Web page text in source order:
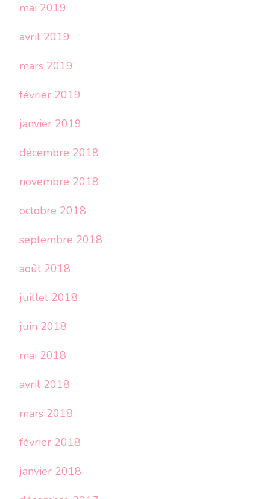
mai 2019
avril 2019
mars 2019
février 2019
janvier 2019
décembre 2018
novembre 2018
octobre 2018
septembre 2018
août 2018
juillet 2018
juin 2018
mai 2018
avril 2018
mars 2018
février 2018
janvier 2018